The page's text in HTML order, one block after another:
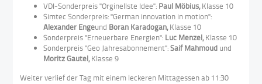
VDI-Sonderpreis "Orginellste Idee": Paul Möbius,Klasse 10
Simtec Sonderpreis: "German innovation in motion":
Alexander Engeund Boran Karadogan,Klasse 10
Sonderpreis "Erneuerbare Energien": Luc Menzel,Klasse 10
Sonderpreis "Geo Jahresabonnement":Saif Mahmoud und
Moritz Gautel,Klasse 9
Weiter verlief der Tag mit einem leckeren Mittagessen ab 11:30